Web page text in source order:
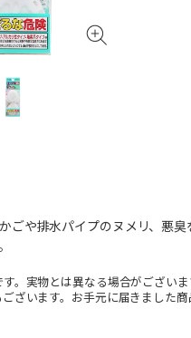
ごや排水パイプのヌメリ、悪
。実物とは異なる場合がござい
ざいます。お手元に届きました